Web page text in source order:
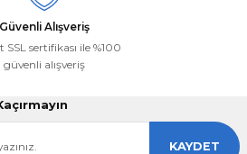
Güvenli Alışveriş
SSL sertifikası ile %100
güvenli alışveriş
KAYDET